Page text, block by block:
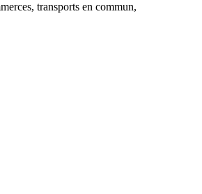
transports en commun,